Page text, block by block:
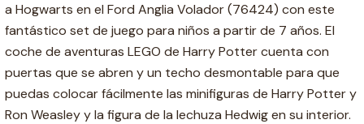
a Hogwarts en el Ford Anglia Volador (76424) con este
fantástico set de juego para niños a partir de 7 años. El
coche de aventuras LEGO de Harry Potter cuenta con
puertas que se abren y un techo desmontable para que
puedas colocar fácilmente las minifiguras de Harry Potter y
Ron Weasley y la figura de la lechuza Hedwig en su interior.